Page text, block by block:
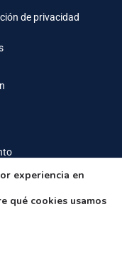
de privacidad
experiencia en
qué cookies usamos